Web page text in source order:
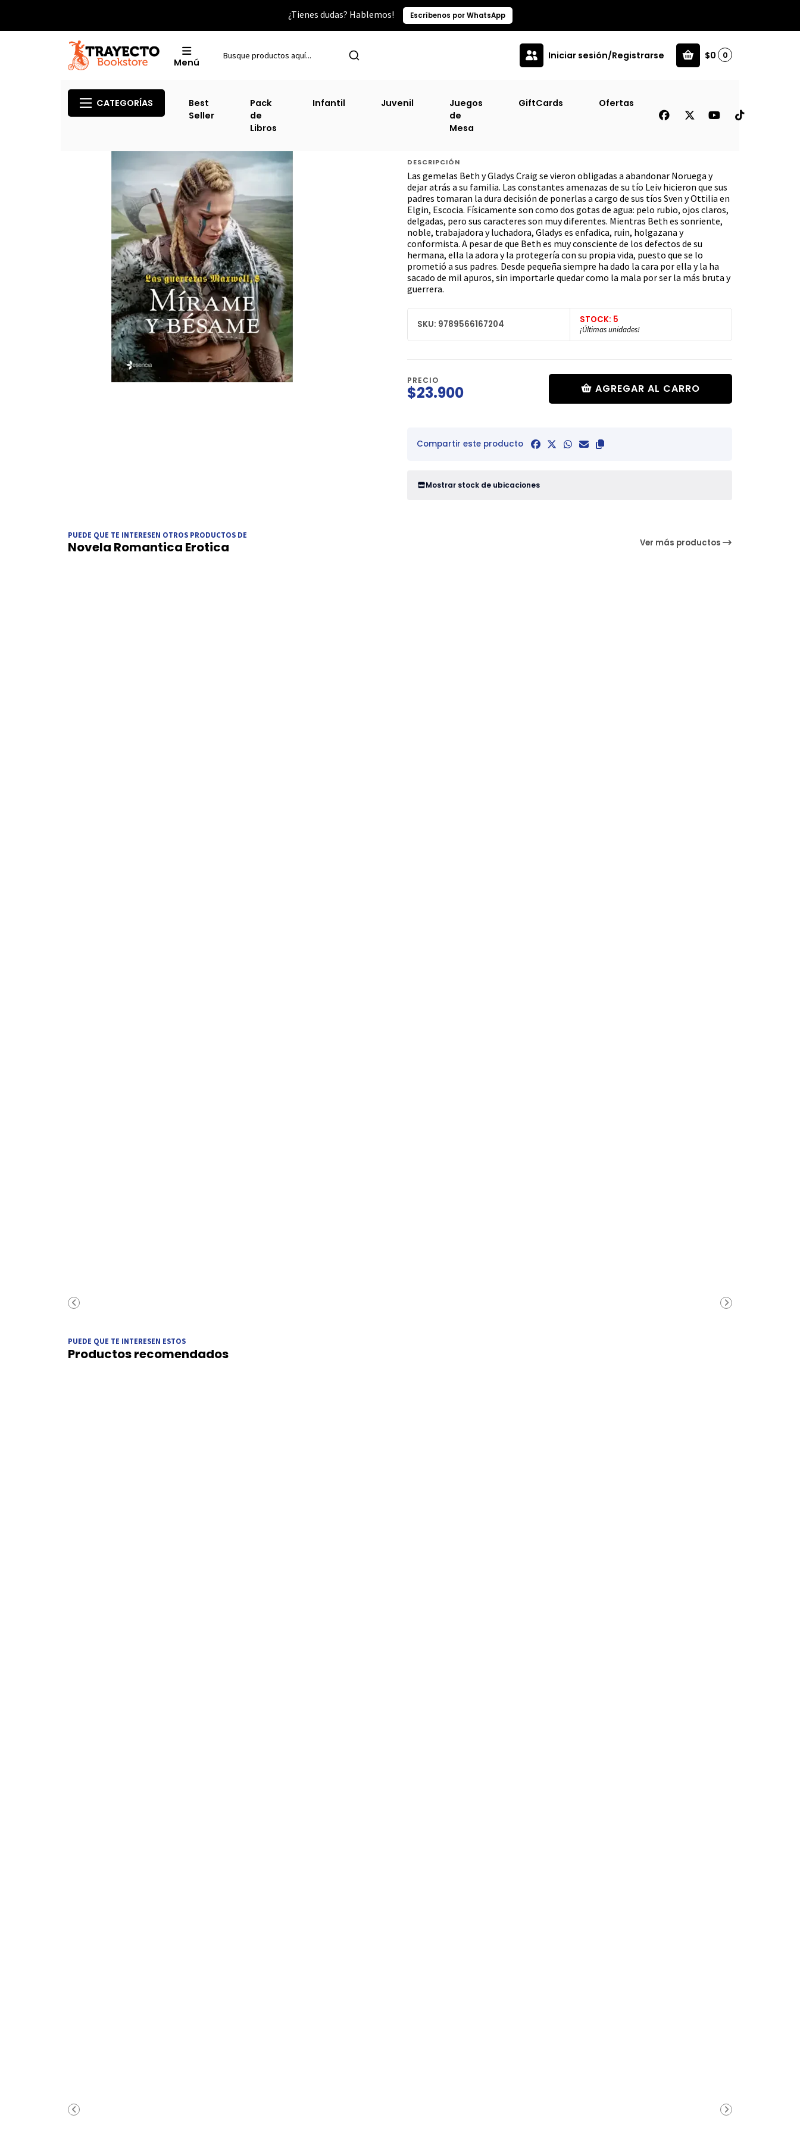
¿Tienes dudas? Hablemos! Escríbenos por WhatsApp
Menú
Iniciar sesión/Registrarse $0 0
CATEGORÍAS
Best
Seller
Pack
de
Libros
Infantil Juvenil
Juegos
de
Mesa
GiftCards Ofertas
Las Guerreras Maxwell #8 - Mirame Y
DESCRIPCIÓN
Las gemelas Beth y Gladys Craig se vieron obligadas a abandonar Noruega y
dejar atrás a su familia. Las constantes amenazas de su tío Leiv hicieron que sus
padres tomaran la dura decisión de ponerlas a cargo de sus tíos Sven y Ottilia en
Elgin, Escocia. Físicamente son como dos gotas de agua: pelo rubio, ojos claros,
delgadas, pero sus caracteres son muy diferentes. Mientras Beth es sonriente,
noble, trabajadora y luchadora, Gladys es enfadica, ruin, holgazana y
conformista. A pesar de que Beth es muy consciente de los defectos de su
hermana, ella la adora y la protegería con su propia vida, puesto que se lo
prometió a sus padres. Desde pequeña siempre ha dado la cara por ella y la ha
sacado de mil apuros, sin importarle quedar como la mala por ser la más bruta y
guerrera.
SKU: 9789566167204 STOCK: 5
¡Últimas unidades!
PRECIO
$23.900 AGREGAR AL CARRO
Compartir este producto
Mostrar stock de ubicaciones
PUEDE QUE TE INTERESEN OTROS PRODUCTOS DE
Novela Romantica Erotica Ver más productos
PUEDE QUE TE INTERESEN ESTOS
Productos recomendados